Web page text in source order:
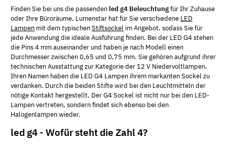
Finden Sie bei uns die passenden led g4 Beleuchtungfür Ihr Zuhause
oder Ihre Büroräume. Lumenstar hat für Sie verschiedene LED
Lampen mit dem typischenStiftsockel im Angebot, sodass Sie für
jede Anwendung die ideale Ausführung finden. Bei der LED G4 stehen
die Pins 4 mm auseinander und haben je nach Modell einen
Durchmesser zwischen 0,65 und 0,75 mm. Sie gehören aufgrund ihrer
technischen Ausstattung zur Kategorie der 12 V Niedervoltlampen.
Ihren Namen haben die LED G4 Lampen ihrem markanten Sockel zu
verdanken. Durch die beiden Stifte wird bei den Leuchtmitteln der
nötige Kontakt hergestellt. Der G4 Sockel ist nicht nur bei den LED-
Lampen vertreten, sondern findet sich ebenso bei den
Halogenlampen wieder.
led g4 - Wofür steht die Zahl 4?